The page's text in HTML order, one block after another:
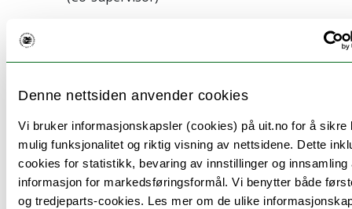
Denne nettsiden anvender cookies
Vi bruker informasjonskapsler (cookies) på uit.no for å sikre
mulig funksjonalitet og riktig visning av nettsidene. Dette
cookies for statistikk, bevaring av innstillinger og innsamling
informasjon for markedsføringsformål. Vi benytter både
og tredjeparts-cookies. Les mer om de ulike
Kortnytt fra Institutt for informatikk
Rishaug, Tina
tina.rishaug@uit.no
Rådgiver/forsker